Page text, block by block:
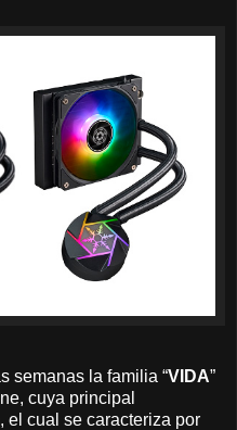
semanas la familia “VIDA”
cuya principal
el cual se caracteriza por